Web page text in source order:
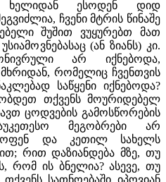
ხელიდან ესოდენ დიდ
ჩვენი მტრის წინაშე
შუშით ვუყურებთ მათ
(ან ზიანს) კი.
არ იქნებოდა,
რომელიც ჩვენთვის
საწყენი იქნებოდა?
თქვენს მოურიდებელ
ცოდვების გამოსწორების
მეგობრები არ
და კეთილ სახელს
რით დაზიანდება მზე, თუ
რომ ის ბნელია? ასევე, თუ
სათნოებაში იპოვიან